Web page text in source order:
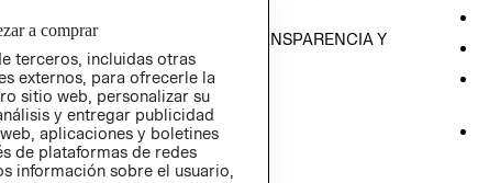
PROGRAMA DE TRANSPARENCIA Y
ÉTICA (INGLÉS)
a comprar
terceros, incluidas otras
externos, para ofrecerle la
sitio web, personalizar su
y entregar publicidad
aplicaciones y boletines
de plataformas de redes
información sobre el usuario,